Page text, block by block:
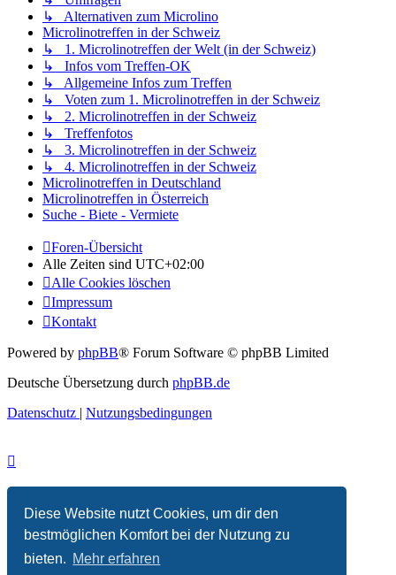
Diese Website nutzt Cookies, um dir den
bestmöglichen Komfort bei der Nutzung zu
bieten. Mehr erfahren
↳ Alternativen zum Microlino
Microlinotreffen in der Schweiz
↳ 1. Microlinotreffen der Welt (in der Schweiz)
↳ Infos vom Treffen-OK
↳ Allgemeine Infos zum Treffen
↳ Voten zum 1. Microlinotreffen in der Schweiz
↳ 2. Microlinotreffen in der Schweiz
↳ Treffenfotos
↳ 3. Microlinotreffen in der Schweiz
↳ 4. Microlinotreffen in der Schweiz
Microlinotreffen in Deutschland
Microlinotreffen in Österreich
Suche - Biete - Vermiete
Foren-Übersicht
Alle Zeiten sind UTC+02:00
Alle Cookies löschen
Impressum
Kontakt
Powered by phpBB® Forum Software © phpBB Limited
Deutsche Übersetzung durch phpBB.de
Datenschutz | Nutzungsbedingungen